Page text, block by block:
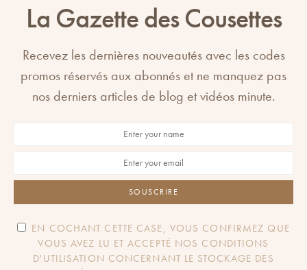
choisies
sur
du
produit
La Gazette des Cousettes
Recevez les dernières nouveautés avec les codes
promos réservés aux abonnés et ne manquez pas
nos derniers articles de blog et vidéos minute.
SOUSCRIRE
EN COCHANT CETTE CASE, VOUS CONFIRMEZ QUE
VOUS AVEZ LU ET ACCEPTÉ NOS CONDITIONS
D'UTILISATION CONCERNANT LE STOCKAGE DES